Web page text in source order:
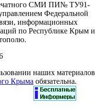
СМИ ПИ№ ТУ91-
Федеральной
информационных
по Республике Крым и
наших материалов
Крыма обязательна.